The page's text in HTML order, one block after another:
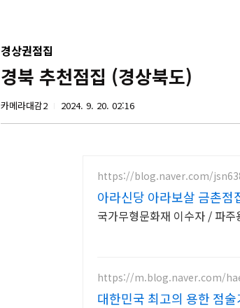
경상권점집
경북 추천점집 (경상북도)
카메라대감2 2024. 9. 20. 02:16
https://blog.naver.com/
아라신당 아라보살 금촌점
국가무형문화재 이수자 / 파
https://m.blog.naver.com/
대한민국 최고의 용한 점